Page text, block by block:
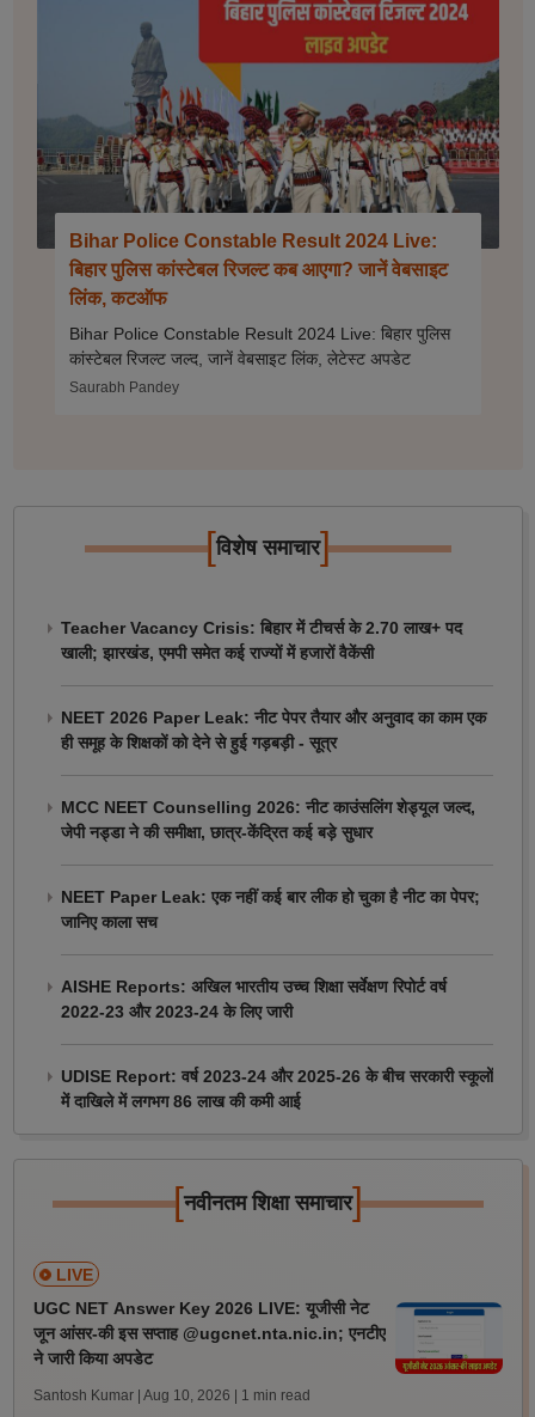
Bihar Police Constable Result 2024 Live:
बिहार पुलिस कांस्टेबल रिजल्ट कब आएगा? जानें वेबसाइट
लिंक, कटऑफ
Bihar Police Constable Result 2024 Live: बिहार पुलिस
कांस्टेबल रिजल्ट जल्द, जानें वेबसाइट लिंक, लेटेस्ट अपडेट
Saurabh Pandey
[विशेष समाचार]
Teacher Vacancy Crisis: बिहार में टीचर्स के 2.70 लाख+ पद
खाली; झारखंड, एमपी समेत कई राज्यों में हजारों वैकेंसी
NEET 2026 Paper Leak: नीट पेपर तैयार और अनुवाद का काम एक
ही समूह के शिक्षकों को देने से हुई गड़बड़ी - सूत्र
MCC NEET Counselling 2026: नीट काउंसलिंग शेड्यूल जल्द,
जेपी नड्डा ने की समीक्षा, छात्र-केंद्रित कई बड़े सुधार
NEET Paper Leak: एक नहीं कई बार लीक हो चुका है नीट का पेपर;
जानिए काला सच
AISHE Reports: अखिल भारतीय उच्च शिक्षा सर्वेक्षण रिपोर्ट वर्ष
2022-23 और 2023-24 के लिए जारी
UDISE Report: वर्ष 2023-24 और 2025-26 के बीच सरकारी स्कूलों
में दाखिले में लगभग 86 लाख की कमी आई
[नवीनतम शिक्षा समाचार]
LIVE
UGC NET Answer Key 2026 LIVE: यूजीसी नेट
जून आंसर-की इस सप्ताह @ugcnet.nta.nic.in; एनटीए
ने जारी किया अपडेट
Santosh Kumar | Aug 10, 2026 | 1 min read